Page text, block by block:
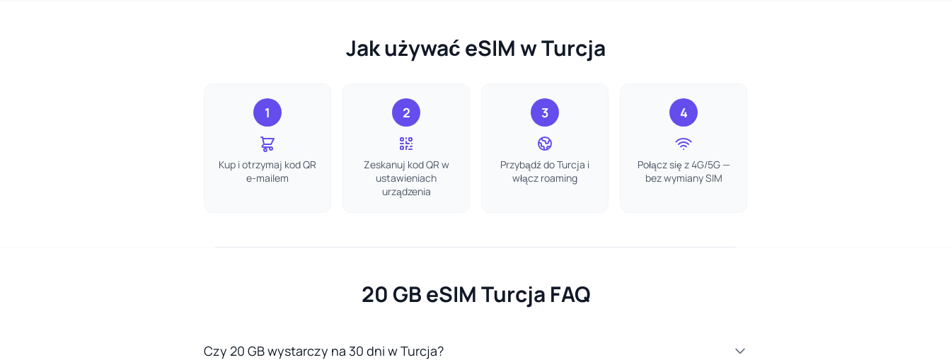
Jak używać eSIM w Turcja
1
Kup i otrzymaj kod QR
e-mailem
2
Zeskanuj kod QR w
ustawieniach
urządzenia
3
Przybądź do Turcja i
włącz roaming
4
Połącz się z 4G/5G —
bez wymiany SIM
20 GB eSIM Turcja FAQ
Czy 20 GB wystarczy na 30 dni w Turcja?